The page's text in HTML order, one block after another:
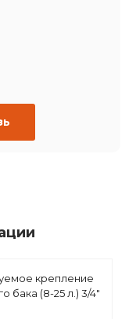
крепление
бака (8-25 л.) 3/4"